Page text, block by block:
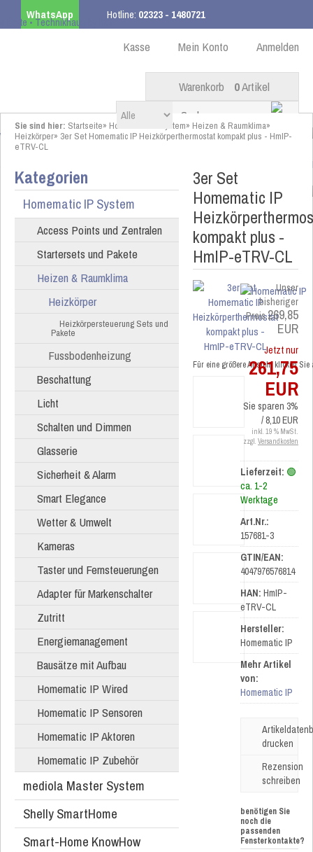
WhatsApp Hotline: 02323 - 1480721
ab 99,00 € innerhalb DE Anmelden
Mein Konto
Kasse
Warenkorb 0Artikel
Sie sind hier: Startseite» Homematic IP System» Heizen & Raumklima»
Heizkörper» 3er Set Homematic IP Heizkörperthermostat kompakt plus - HmIP-
eTRV-CL
Kategorien
Homematic IP System
Access Points und Zentralen
Startersets und Pakete
Heizen & Raumklima
Heizkörper
Heizkörpersteuerung Sets und
Pakete
Fussbodenheizung
Beschattung
Licht
Schalten und Dimmen
Glasserie
Sicherheit & Alarm
Smart Elegance
Wetter & Umwelt
Kameras
Taster und Fernsteuerungen
Adapter für Markenschalter
Zutritt
Energiemanagement
Bausätze mit Aufbau
Homematic IP Wired
Homematic IP Sensoren
Homematic IP Aktoren
Homematic IP Zubehör
mediola Master System
Shelly SmartHome
Smart-Home KnowHow
3er Set
Homematic IP
kompakt plus -
HmIP-eTRV-CL
Für eine größere Ansicht klicken
Unser
bisheriger
Preis269,85
EUR
Jetzt nur
261,75
EUR
Sie sparen 3%
/ 8,10 EUR
inkl. 19 % MwSt.
zzgl. Versandkosten
Lieferzeit: 🟢
ca. 1-2
Werktage
Art.Nr.:
157681-3
GTIN/EAN:
4047976576814
HAN: HmIP-
eTRV-CL
Hersteller:
Homematic IP
Mehr Artikel
von:
Homematic IP
drucken
Rezension
schreiben
benötigen Sie
noch die
passenden
Fensterkontakte?